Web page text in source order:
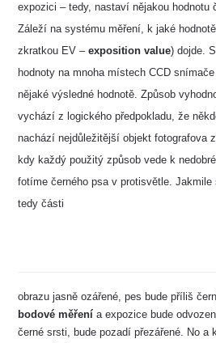
expozici – tedy, nastaví nějakou hodnotu
Záleží na systému měření, k jaké
zkratkou EV –exposition value) dojde.
hodnoty na mnoha místech CCD
nějaké výsledné hodnotě. Způsob
vychází z logického předpokladu, že
nachází nejdůležitější objekt fotografova
kdy každý použitý způsob vede k
fotíme černého psa v protisvětle.
tedy části
obrazu jasně ozářené, pes bude příliš
bodové měření a expozice bude
černé srsti, bude pozadí přezářené. No a